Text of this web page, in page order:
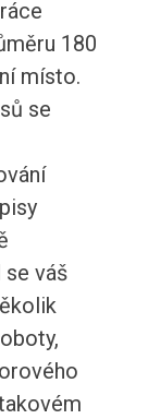
180
místo.
se
se váš